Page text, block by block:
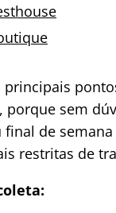
principais
porque sem
de
restritas de